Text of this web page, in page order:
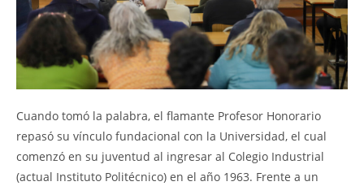
Cuando tomó la palabra, el flamante Profesor Honorario
repasó su vínculo fundacional con la Universidad, el cual
comenzó en su juventud al ingresar al Colegio Industrial
(actual Instituto Politécnico) en el año 1963. Frente a un